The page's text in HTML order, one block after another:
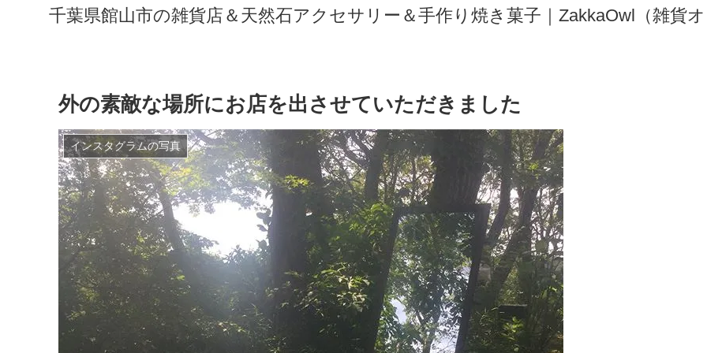
千葉県館山市の雑貨店＆天然石アクセサリー＆手作り焼き菓子｜ZakkaOwl（雑貨
外の素敵な場所にお店を出させていただきました
インスタグラムの写真